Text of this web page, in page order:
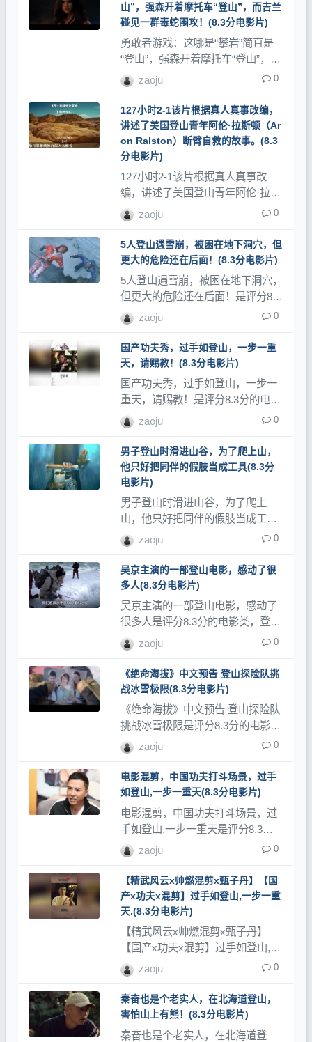
山”，强森开着摩托车“登山”，而吉兰
碰见一群毒蛇围攻！(8.3分电影片)
勇敢者游戏：这哪是“攀岩”简直是
“登山”，强森开着摩托车“登山”，而
吉兰碰见一群毒蛇围攻！是评分8.3
分的电影类，登山网记录了大量登
山视频、登山教程和登山记录片。
zaoju 0
127小时2-1该片根据真人真事改编，
讲述了美国登山青年阿伦·拉斯顿（Ar
on Ralston）断臂自救的故事。(8.3
分电影片)
127小时2-1该片根据真人真事改
编，讲述了美国登山青年阿伦·拉斯
顿（Aron Ralston）断臂自救的故
事。是评分8.3分的电影类，登山网
记录了大量登山视频、登山教程和
登山记录片。
zaoju 0
5人登山遇雪崩，被困在地下洞穴，但
更大的危险还在后面！(8.3分电影片)
5人登山遇雪崩，被困在地下洞穴，
但更大的危险还在后面！是评分8.3
分的电影类，登山网记录了大量登
山视频、登山教程和登山记录片。
zaoju 0
国产功夫秀，过手如登山，一步一重
天，请赐教！(8.3分电影片)
国产功夫秀，过手如登山，一步一
重天，请赐教！是评分8.3分的电影
类，登山网记录了大量登山视频、
登山教程和登山记录片。
zaoju 0
男子登山时滑进山谷，为了爬上山，
他只好把同伴的假肢当成工具(8.3分
电影片)
男子登山时滑进山谷，为了爬上
山，他只好把同伴的假肢当成工具
是评分8.3分的电影类，登山网记录
了大量登山视频、登山教程和登山
记录片。
zaoju 0
吴京主演的一部登山电影，感动了很
多人(8.3分电影片)
吴京主演的一部登山电影，感动了
很多人是评分8.3分的电影类，登山
网记录了大量登山视频、登山教程
和登山记录片。
zaoju 0
《绝命海拔》中文预告 登山探险队挑
战冰雪极限(8.3分电影片)
《绝命海拔》中文预告 登山探险队
挑战冰雪极限是评分8.3分的电影
类，登山网记录了大量登山视频、
登山教程和登山记录片。
zaoju 0
电影混剪，中国功夫打斗场景，过手
如登山,一步一重天(8.3分电影片)
电影混剪，中国功夫打斗场景，过
手如登山,一步一重天是评分8.3分
的电影类，登山网记录了大量登山
视频、登山教程和登山记录片。
zaoju 0
【精武风云x帅燃混剪x甄子丹】【国
产x功夫x混剪】过手如登山,一步一重
天.(8.3分电影片)
【精武风云x帅燃混剪x甄子丹】
【国产x功夫x混剪】过手如登山,一
步一重天.是评分8.3分的电影类，
登山网记录了大量登山视频、登山
教程和登山记录片。
zaoju 0
秦奋也是个老实人，在北海道登山，
害怕山上有熊！(8.3分电影片)
秦奋也是个老实人，在北海道登